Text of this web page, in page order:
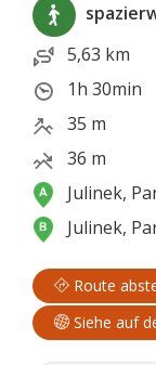
5,63 km
1h 30min
35 m
36 m
Julinek,
Julinek,
Route
Siehe auf